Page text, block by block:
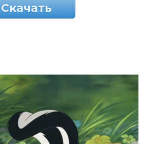
Скачать